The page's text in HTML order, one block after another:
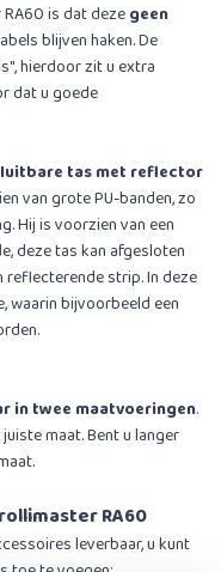
is dat dezegeen
blijven haken. De
hierdoor zit u extra
dat u goede
tas met reflector
van grote PU-banden, zo
Hij is voorzien van een
deze tas kan afgesloten
reflecterende strip. In deze
waarin bijvoorbeeld een
in twee maatvoeringen.
maat. Bent u langer
RA60
leverbaar, u kunt